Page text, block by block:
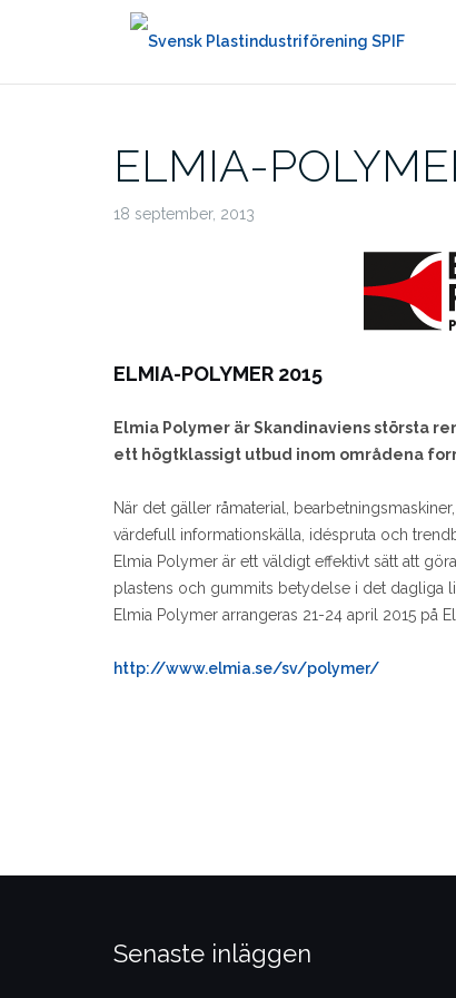
ELMIA-
18 september, 2013
ELMIA-POLYMER 2015
Elmia Polymer är Skandinaviens största
ett högtklassigt utbud inom områdena
När det gäller råmaterial,
värdefull informationskälla, idéspruta och
Elmia Polymer är ett väldigt effektivt sätt att
plastens och gummits betydelse i det dagliga
Elmia Polymer arrangeras 21-24 april 2015 på
http://www.elmia.se/sv/polymer/
Senaste inläggen